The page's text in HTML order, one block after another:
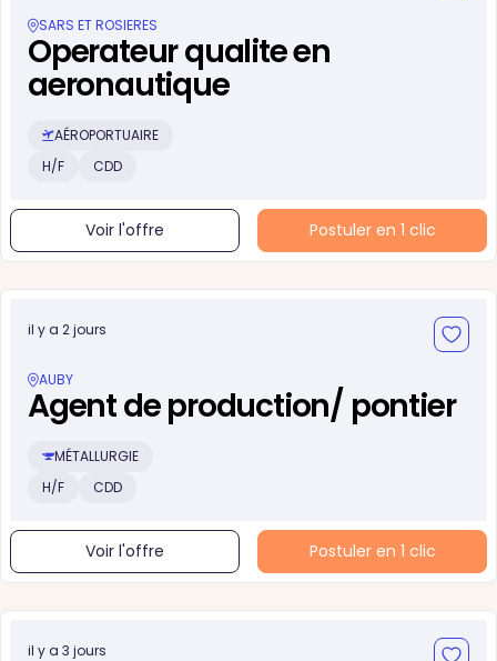
SARS ET ROSIERES
Operateur qualite en
aeronautique
AÉROPORTUAIRE
H/F
CDD
Voir l'offre Postuler en 1 clic
il y a 2 jours
AUBY
Agent de production/ pontier
MÉTALLURGIE
H/F
CDD
Voir l'offre Postuler en 1 clic
il y a 3 jours